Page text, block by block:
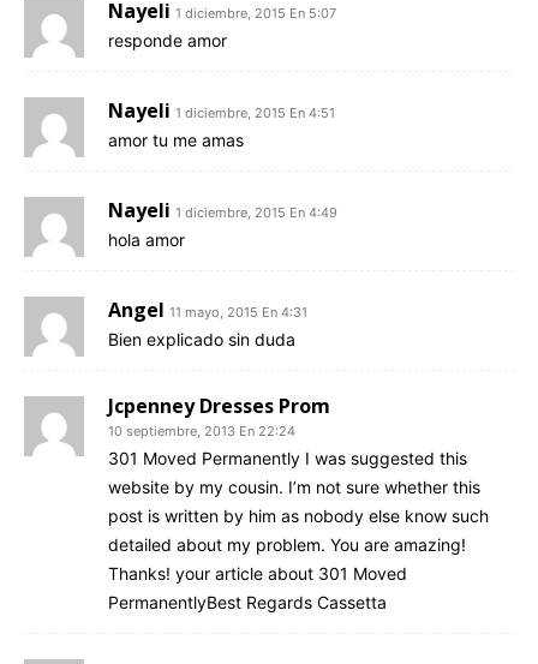
Nayeli 1 diciembre, 2015 En 5:07
responde amor
Nayeli 1 diciembre, 2015 En 4:51
amor tu me amas
Nayeli 1 diciembre, 2015 En 4:49
hola amor
Angel 11 mayo, 2015 En 4:31
Bien explicado sin duda
Jcpenney Dresses Prom
10 septiembre, 2013 En 22:24
301 Moved Permanently I was suggested this
website by my cousin. I’m not sure whether this
post is written by him as nobody else know such
detailed about my problem. You are amazing!
Thanks! your article about 301 Moved
PermanentlyBest Regards Cassetta